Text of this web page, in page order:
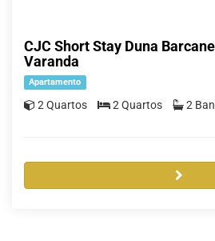
CJC Short Stay Duna
Varanda
Apartamento
2 Quartos 2 Quartos 2